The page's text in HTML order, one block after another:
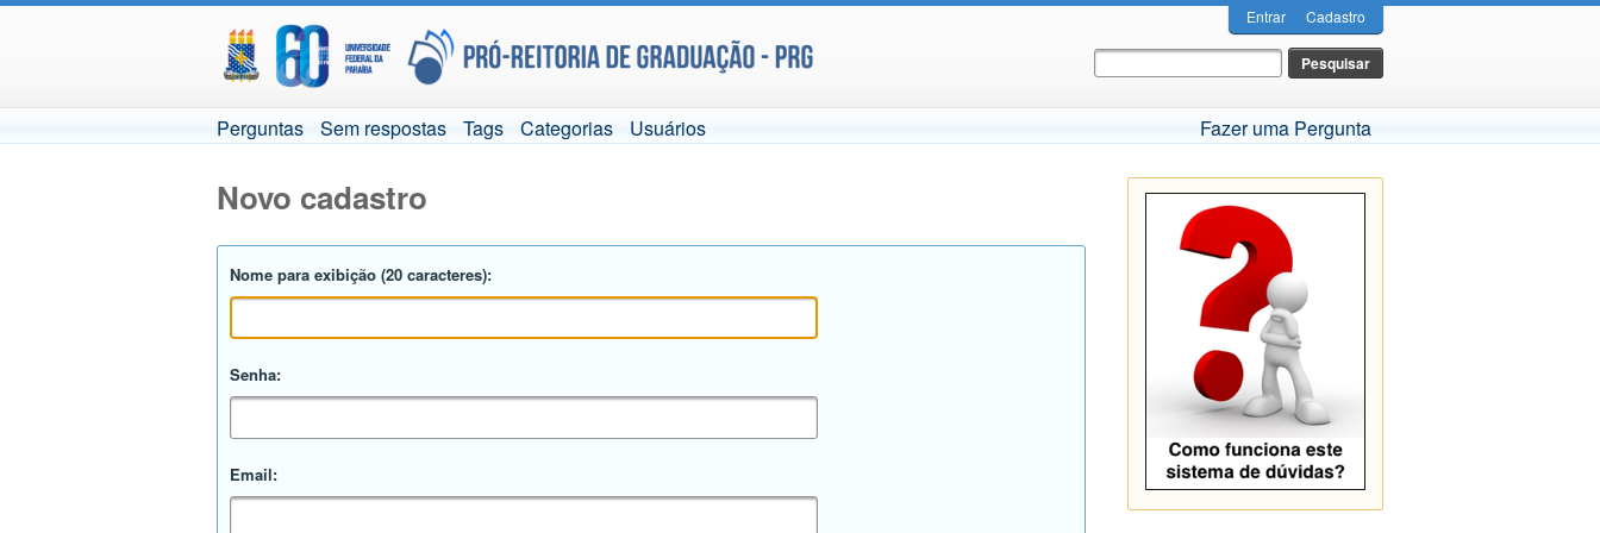
Entrar Cadastro
Perguntas Sem respostas Tags Categorias Usuários Fazer uma Pergunta
Novo cadastro
Nome para exibição (20 caracteres):
Senha:
Email: